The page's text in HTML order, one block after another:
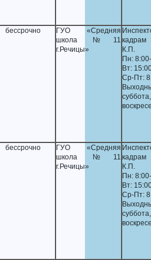
бессрочно
ГУО «Средняя
школа №11
г.Речицы»
кадрам
К.П.
Пн:
Вт:
Ср-Пт:
суббота,
бессрочно
ГУО «Средняя
школа №11
г.Речицы»
кадрам
К.П.
Пн:
Вт:
Ср-Пт:
суббота,